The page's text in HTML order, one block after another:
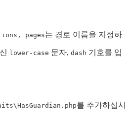
pages는 경로 이름을 지정하
lower-case 문자, dash 기호를 입
를 추가하십시